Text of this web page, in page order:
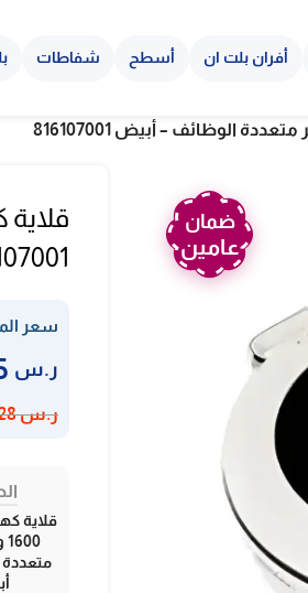
أفران بلت ان أسطح شفاطات
ضمان
عامين
سعر
ر.س
ر.س228
قلاية
متعددة